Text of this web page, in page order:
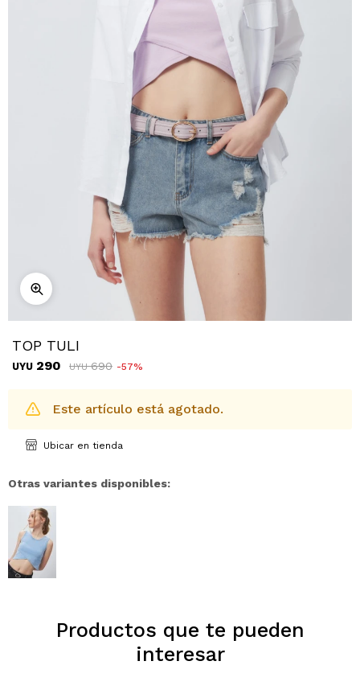
TOP TULI
UYU 290 UYU 690 57
Este artículo está agotado.
Ubicar en tienda
Otras variantes disponibles:
Productos que te pueden
interesar